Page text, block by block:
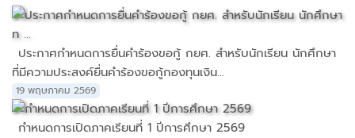
ประกาศกำหนดการยื่นคำร้องขอกู้ กยศ. สำหรับนักเรียน นักศึกษา
ที่มีความประสงค์ยื่นคำร้องขอกู้กองทุนเงิน...
19 พฤษภาคม 2569
กำหนดการเปิดภาคเรียนที่ 1 ปีการศึกษา 2569